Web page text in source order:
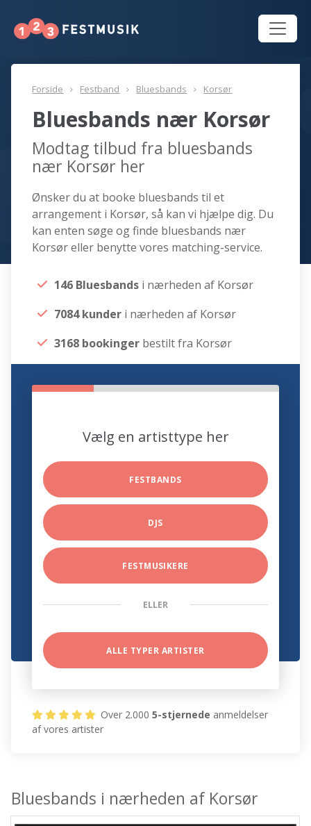
Forside Festband Bluesbands Korsør
Bluesbands nær Korsør
Modtag tilbud fra bluesbands
nær Korsør her
Ønsker du at booke bluesbands til et
arrangement i Korsør, så kan vi hjælpe dig. Du
kan enten søge og finde bluesbands nær
Korsør eller benytte vores matching-service.
146 Bluesbands i nærheden af Korsør
7084 kunder i nærheden af Korsør
3168 bookinger bestilt fra Korsør
Vælg en artisttype her
FESTBANDS
DJS
FESTMUSIKERE
ELLER
ALLE TYPER ARTISTER
Over 2.0005-stjernede anmeldelser
af vores artister
Bluesbands i nærheden af Korsør